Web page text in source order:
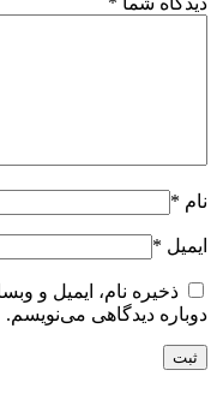
نام *
ایمیل *
ذخیره نام، ایمیل و
دوباره دیدگاهی می‌نویسم.